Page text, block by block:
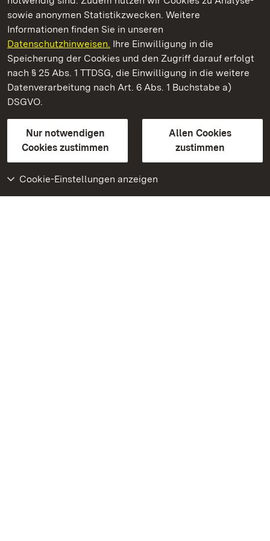
sowie anonymen Statistikzwecken. Weitere
Informationen finden Sie in unseren
Datenschutzhinweisen. Ihre Einwilligung in die
Speicherung der Cookies und den Zugriff darauf erfolgt
nach § 25 Abs. 1 TTDSG, die Einwilligung in die weitere
Datenverarbeitung nach Art. 6 Abs. 1 Buchstabe a)
DSGVO.
Nur notwendigen
Cookies zustimmen
Allen Cookies
zustimmen
Cookie-Einstellungen anzeigen
Schloss Bruchsal
Staatliche Schlösser und Gärten Baden-Württemberg
Kontakt
GebärdenspracheLeichte Sprache
Erklärung zur Barrierefreiheit
BITV-konform (geprüfte Seiten)
Weiteres